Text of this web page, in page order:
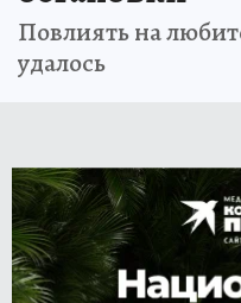
Повлиять на
удалось